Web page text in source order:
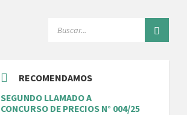
RECOMENDAMOS
SEGUNDO LLAMADO A
CONCURSO DE PRECIOS N° 004/25